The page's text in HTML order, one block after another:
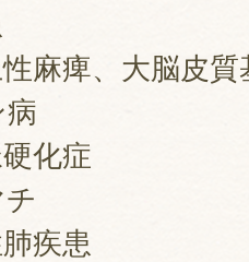
麻痺、大脳皮
化症
疾患